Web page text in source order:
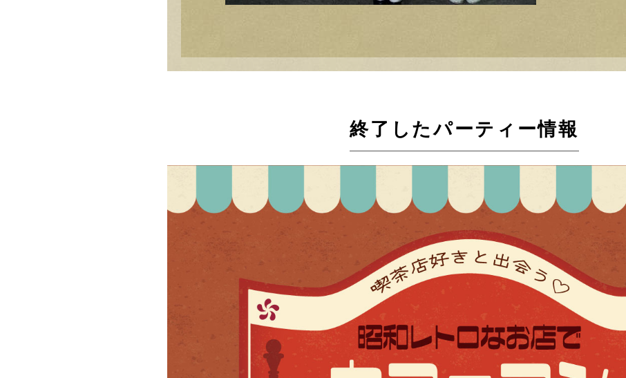
終了したパーティー情報